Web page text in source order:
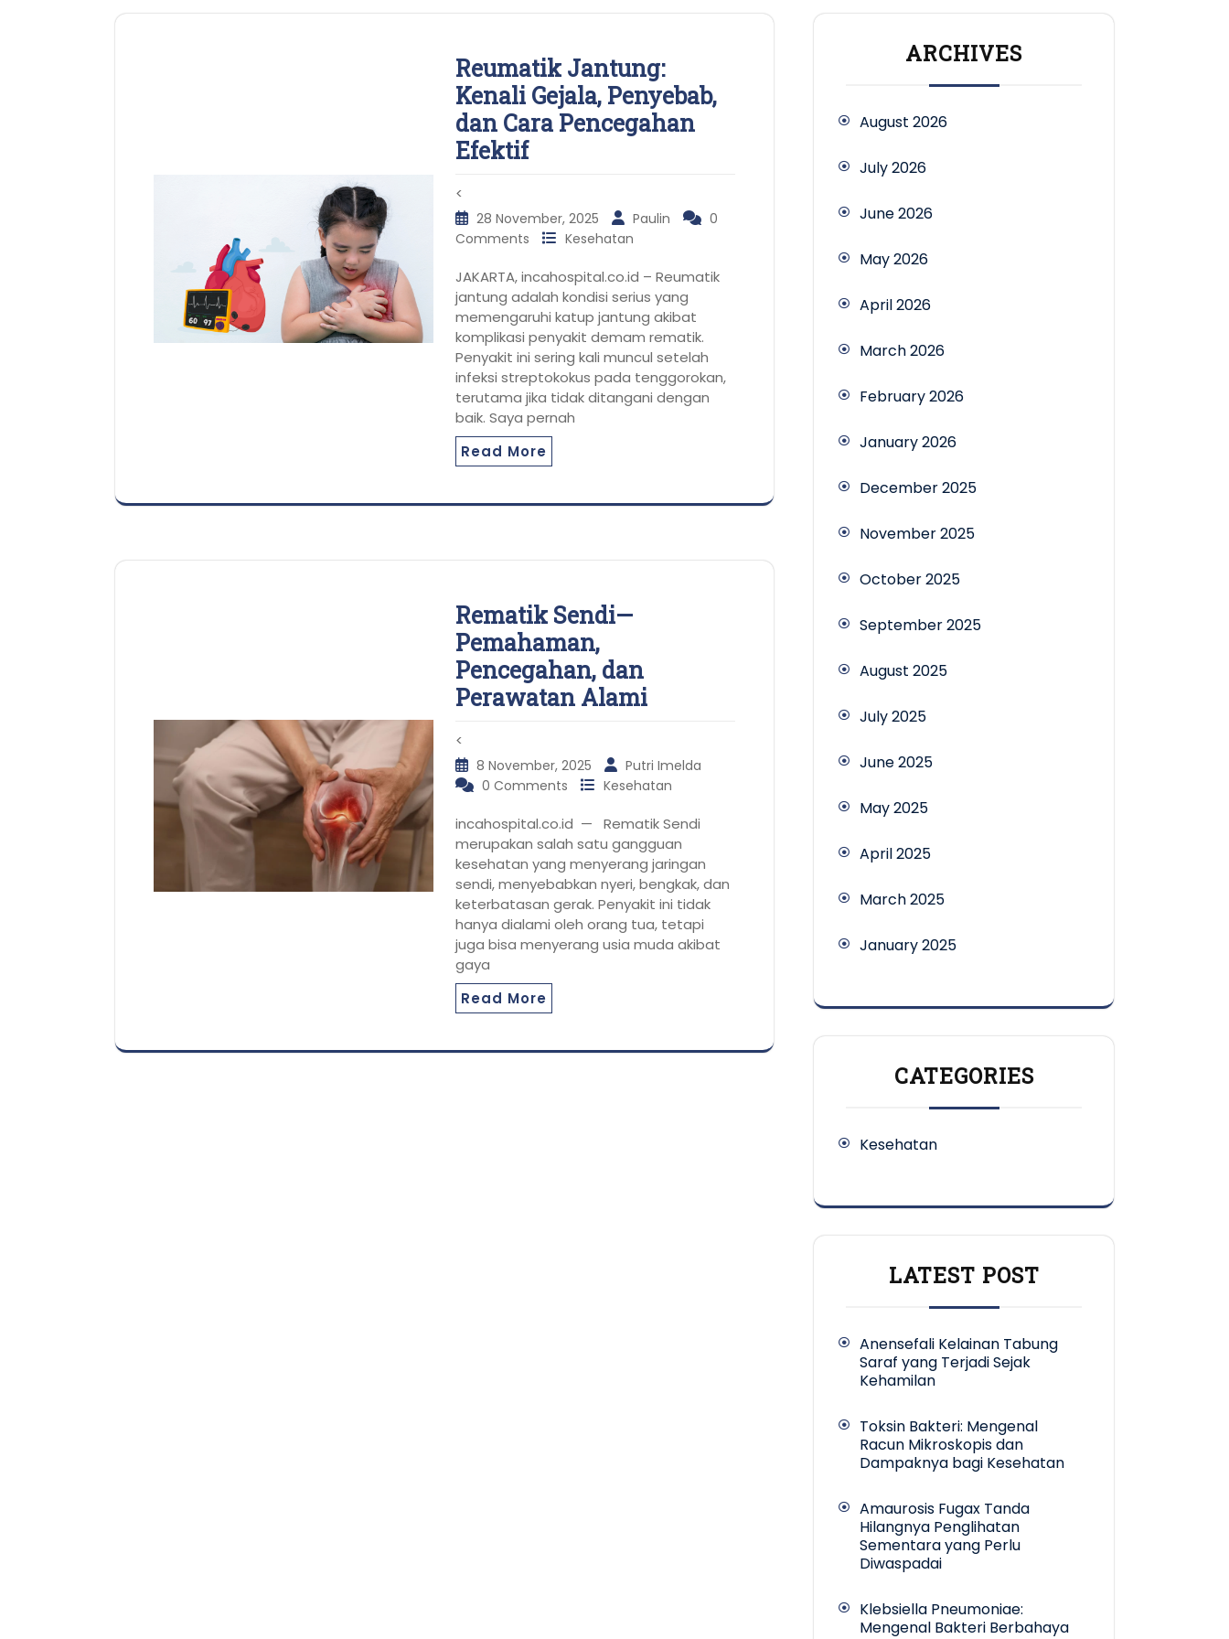
Reumatik Jantung:
Kenali Gejala, Penyebab,
dan Cara Pencegahan
Efektif
<
28 November, 2025 Paulin
0
Comments
Kesehatan
JAKARTA, incahospital.co.id – Reumatik
jantung adalah kondisi serius yang
memengaruhi katup jantung akibat
komplikasi penyakit demam rematik.
Penyakit ini sering kali muncul setelah
infeksi streptokokus pada tenggorokan,
terutama jika tidak ditangani dengan
baik. Saya pernah
Read More
Rematik Sendi—
Pemahaman,
Pencegahan, dan
Perawatan Alami
<
8 November, 2025
Putri Imelda
0 Comments
Kesehatan
incahospital.co.id — Rematik Sendi
merupakan salah satu gangguan
kesehatan yang menyerang jaringan
sendi, menyebabkan nyeri, bengkak, dan
keterbatasan gerak. Penyakit ini tidak
hanya dialami oleh orang tua, tetapi
juga bisa menyerang usia muda akibat
gaya
Read More
ARCHIVES
August 2026
July 2026
June 2026
May 2026
April 2026
March 2026
February 2026
January 2026
December 2025
November 2025
October 2025
September 2025
August 2025
July 2025
June 2025
May 2025
April 2025
March 2025
January 2025
CATEGORIES
Kesehatan
LATEST POST
Anensefali Kelainan Tabung
Saraf yang Terjadi Sejak
Kehamilan
Toksin Bakteri: Mengenal
Racun Mikroskopis dan
Dampaknya bagi Kesehatan
Amaurosis Fugax Tanda
Hilangnya Penglihatan
Sementara yang Perlu
Diwaspadai
Klebsiella Pneumoniae:
Mengenal Bakteri Berbahaya